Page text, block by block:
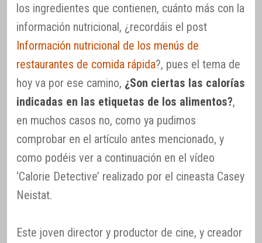
los ingredientes que contienen, cuánto más con la
información nutricional, ¿recordáis el post
Información nutricional de los menús de
restaurantes de comida rápida?, pues el tema de
hoy va por ese camino, ¿Son ciertas las calorías
indicadas en las etiquetas de los alimentos?,
en muchos casos no, como ya pudimos
comprobar en el artículo antes mencionado, y
como podéis ver a continuación en el vídeo
‘Calorie Detective’ realizado por el cineasta Casey
Neistat.
Este joven director y productor de cine, y creador